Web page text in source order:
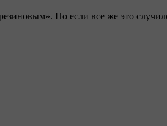
Но если все же это